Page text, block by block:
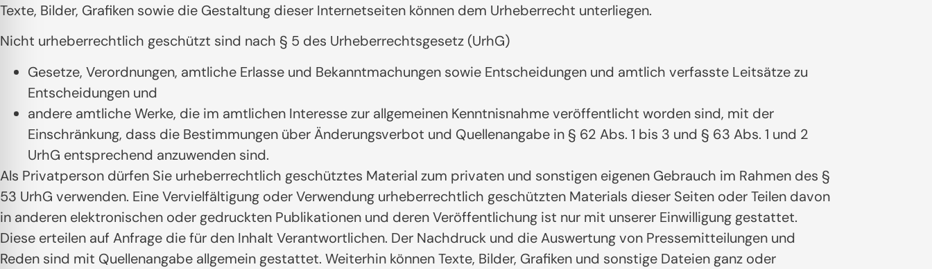
Texte, Bilder, Grafiken sowie die Gestaltung dieser Internetseiten können dem Urheberrecht unterliegen.
Nicht urheberrechtlich geschützt sind nach § 5 des Urheberrechtsgesetz (UrhG)
Gesetze, Verordnungen, amtliche Erlasse und Bekanntmachungen sowie Entscheidungen und amtlich verfasste Leitsätze zu
Entscheidungen und
andere amtliche Werke, die im amtlichen Interesse zur allgemeinen Kenntnisnahme veröffentlicht worden sind, mit der
Einschränkung, dass die Bestimmungen über Änderungsverbot und Quellenangabe in § 62 Abs. 1 bis 3 und § 63 Abs. 1 und 2
UrhG entsprechend anzuwenden sind.
Als Privatperson dürfen Sie urheberrechtlich geschütztes Material zum privaten und sonstigen eigenen Gebrauch im Rahmen des §
53 UrhG verwenden. Eine Vervielfältigung oder Verwendung urheberrechtlich geschützten Materials dieser Seiten oder Teilen davon
in anderen elektronischen oder gedruckten Publikationen und deren Veröffentlichung ist nur mit unserer Einwilligung gestattet.
Diese erteilen auf Anfrage die für den Inhalt Verantwortlichen. Der Nachdruck und die Auswertung von Pressemitteilungen und
Reden sind mit Quellenangabe allgemein gestattet. Weiterhin können Texte, Bilder, Grafiken und sonstige Dateien ganz oder